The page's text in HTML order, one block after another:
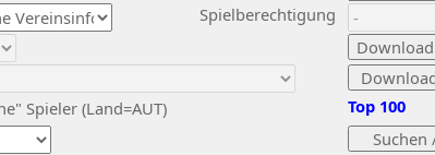
Spieler (Land=AUT)
Spielberechtigung
Top 100